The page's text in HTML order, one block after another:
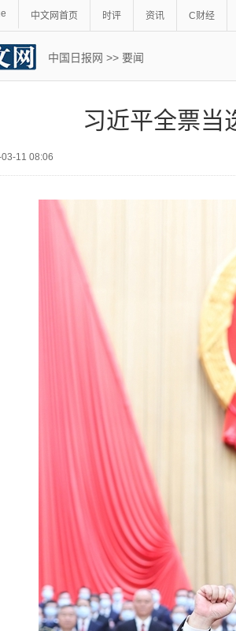
中文网首页 时评 资讯 C财经
中国日报网 >> 要闻
习近平全票当
03-11 08:06